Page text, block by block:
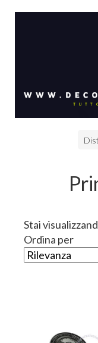
Stai
Ordina per